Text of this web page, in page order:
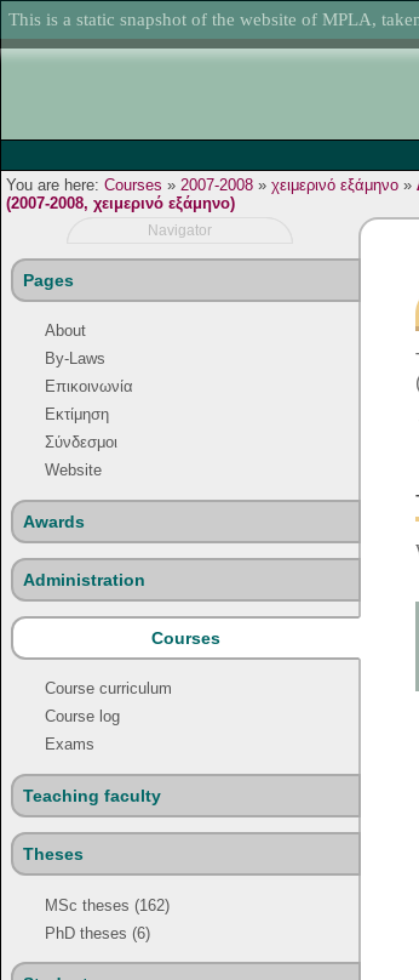
This is a static snapshot of the website of MPLA,
You are here: Courses » 2007-2008 » χειμερινό εξάμηνο »
(2007-2008, χειμερινό εξάμηνο)
Navigator
Pages
About
By-Laws
Επικοινωνία
Εκτίμηση
Σύνδεσμοι
Website
Awards
Administration
Courses
Course curriculum
Course log
Exams
Teaching faculty
Theses
MSc theses (162)
PhD theses (6)